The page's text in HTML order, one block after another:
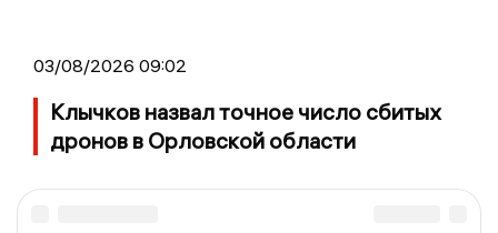
03/08/2026 09:02
Клычков назвал точное число сбитых
дронов в Орловской области